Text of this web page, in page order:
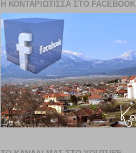
Η ΚΟΝΤΑΡΙΩΤΙΣΣΑ ΣΤΟ FACEBOOK